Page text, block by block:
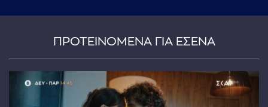
ΠΡΟΤΕΙΝΟΜΕΝΑ ΓΙΑ ΕΣΕΝΑ